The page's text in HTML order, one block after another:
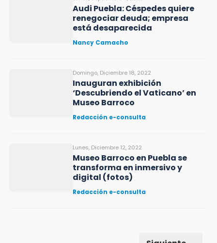
Audi Puebla: Céspedes quiere
renegociar deuda; empresa
está desaparecida
Nancy Camacho
Domingo, Diciembre 18, 2022
Inauguran exhibición
‘Descubriendo el Vaticano’ en
Museo Barroco
Redacción e-consulta
Lunes, Diciembre 12, 2022
Museo Barroco en Puebla se
transforma en inmersivo y
digital (fotos)
Redacción e-consulta